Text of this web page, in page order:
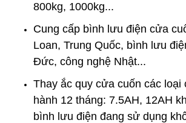
800kg, 1000kg...
Cung cấp bình lưu điện cửa
Loan, Trung Quốc, bình lưu
Đức, công nghệ Nhật...
Thay ắc quy cửa cuốn các loại
hành 12 tháng: 7.5AH, 12AH
bình lưu điện đang sử dụng